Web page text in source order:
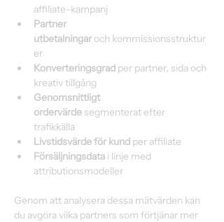
affiliate-kampanj
Partner
utbetalningar och kommissionsstruktur
er
Konverteringsgrad per partner, sida och
kreativ tillgång
Genomsnittligt
ordervärde segmenterat efter
trafikkälla
Livstidsvärde för kund per affiliate
Försäljningsdata i linje med
attributionsmodeller
Genom att analysera dessa mätvärden kan
du avgöra vilka partners som förtjänar mer